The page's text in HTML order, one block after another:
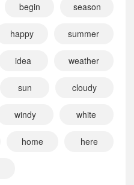
begin season
happy summer
idea weather
sun cloudy
windy white
home here
）三年级下册
三年级下册